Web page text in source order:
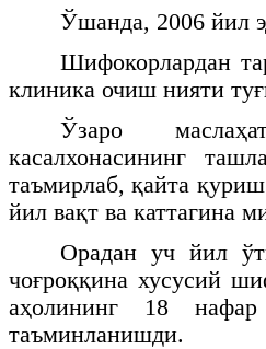
Ўшанда, 2006 йил
Шифокорлардан
клиника очиш нияти
Ўзаро
касалхонасининг
таъмирлаб, қайта
йил вақт ва каттагина
Орадан уч йил
чоғроққина хусусий
аҳолининг 18
таъминланишди.